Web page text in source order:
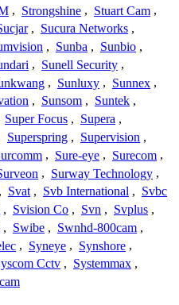
, Strongshine , Stuart Cam ,
, Sucura Networks ,
, Sunba , Sunbio ,
, Sunell Security ,
, Sunluxy , Sunnex ,
, Sunsom , Suntek ,
Super Focus , Supera ,
Superspring , Supervision ,
, Sure-eye , Surecom ,
, Surway Technology ,
, Svat , Svb International , Svbc
, Svision Co , Svn , Svplus ,
, Swibe , Swnhd-800cam ,
, Syneye , Synshore ,
Cctv , Systemmax ,